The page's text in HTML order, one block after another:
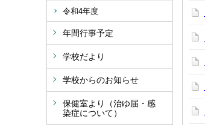
令和4年度
年間行事予定
学校だより
学校からのお知らせ
保健室より（治ゆ届・感
染症について）